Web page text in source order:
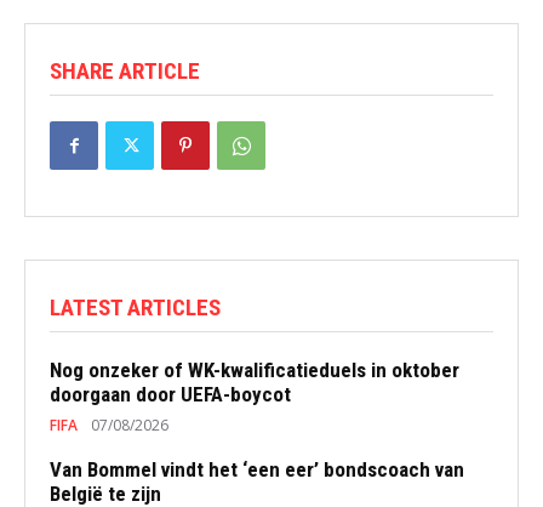
SHARE ARTICLE
LATEST ARTICLES
Nog onzeker of WK-kwalificatieduels in oktober
doorgaan door UEFA-boycot
FIFA 07/08/2026
Van Bommel vindt het ‘een eer’ bondscoach van
België te zijn